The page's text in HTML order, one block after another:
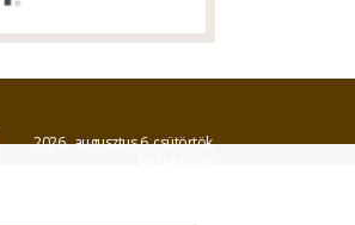
2026. augusztus 6. csütörtök,